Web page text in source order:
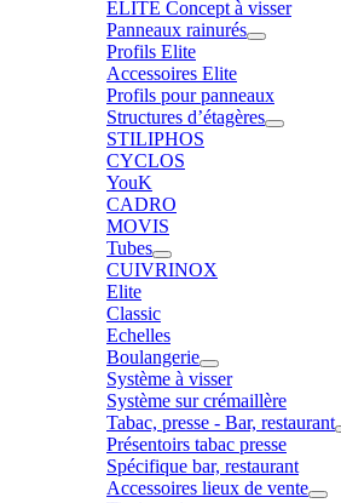
ELITE Concept à visser
Panneaux rainurés
Profils Elite
Accessoires Elite
Profils pour panneaux
Structures d’étagères
STILIPHOS
CYCLOS
YouK
CADRO
MOVIS
Tubes
CUIVRINOX
Elite
Classic
Echelles
Boulangerie
Système à visser
Système sur crémaillère
Tabac, presse - Bar, restaurant
Présentoirs tabac presse
Spécifique bar, restaurant
Accessoires lieux de vente